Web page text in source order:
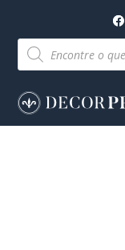
Pesquisar
produtos